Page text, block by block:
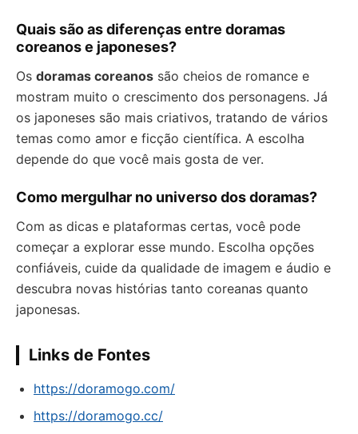
Quais são as diferenças entre doramas
coreanos e japoneses?
Os doramas coreanos são cheios de romance e
mostram muito o crescimento dos personagens. Já
os japoneses são mais criativos, tratando de vários
temas como amor e ficção científica. A escolha
depende do que você mais gosta de ver.
Como mergulhar no universo dos doramas?
Com as dicas e plataformas certas, você pode
começar a explorar esse mundo. Escolha opções
confiáveis, cuide da qualidade de imagem e áudio e
descubra novas histórias tanto coreanas quanto
japonesas.
Links de Fontes
https://doramogo.com/
https://doramogo.cc/